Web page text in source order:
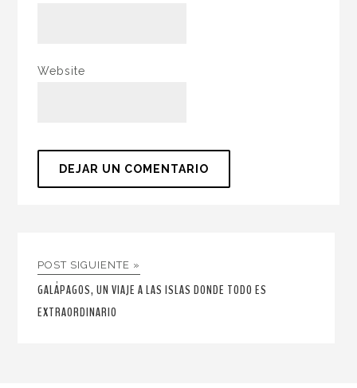
Website
POST SIGUIENTE »
GALÁPAGOS, UN VIAJE A LAS ISLAS DONDE TODO ES
EXTRAORDINARIO